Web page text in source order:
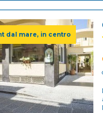
dal mare, in centro